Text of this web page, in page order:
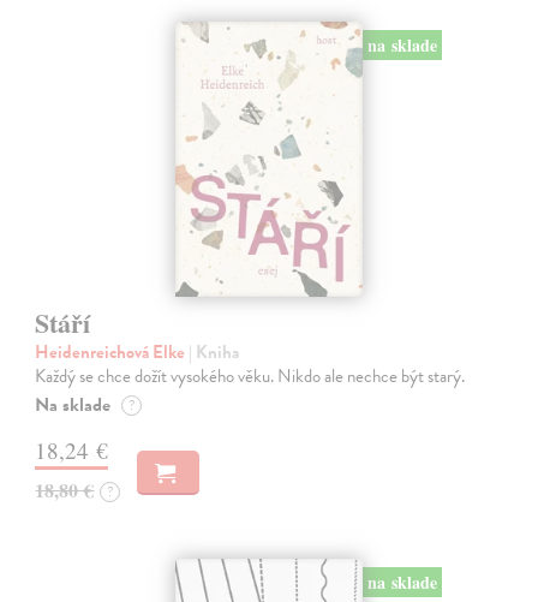
na sklade
Stáří
Heidenreichová Elke | Kniha
Každý se chce dožít vysokého věku. Nikdo ale nechce být starý.
Na sklade ?
18,24 €
18,80 € ?
na sklade